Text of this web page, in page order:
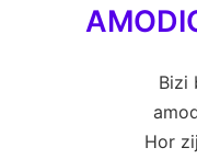
Bizi
Hor